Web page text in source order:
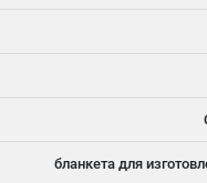
бланкета для